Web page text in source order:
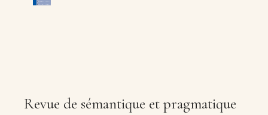
Revue de sémantique et pragmatique